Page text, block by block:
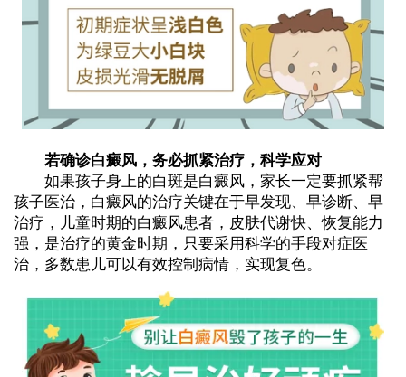
若确诊白癜风，务必抓紧治疗，科学应对
如果孩子身上的白斑是白癜风，家长一定要抓紧帮
孩子医治，白癜风的治疗关键在于早发现、早诊断、早
治疗，儿童时期的白癜风患者，皮肤代谢快、恢复能力
强，是治疗的黄金时期，只要采用科学的手段对症医
治，多数患儿可以有效控制病情，实现复色。